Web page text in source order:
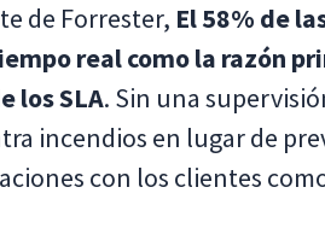
de Forrester, El 58% de
real como la razón
los SLA. Sin una
incendios en lugar de
con los clientes